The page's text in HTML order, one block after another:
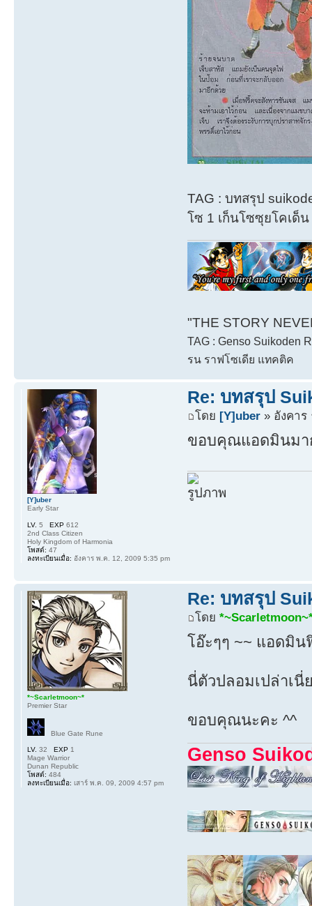
TAG : บทสรุป
โซ 1 เก็นโซซุยโคเด็
"THE STORY
TAG : Genso Suikoden
รน ราฟโซเดีย แทคติค
Re: บทสรุป
โดย [Y]uber » อังคาร
ขอบคุณแอดมินมา
[Y]uber
Early Star
LV. 5 EXP 612
2nd Class Citizen
Holy Kingdom of Harmonia
โพสต์: 47
ลงทะเบียนเมื่อ: อังคาร พ.ค. 12, 2009 5:35 pm
Re: บทสรุป
โดย
โอ๊ะๆๆ ~~ แอดมิน
นี่ตัวปลอมเปล่าเนี่
ขอบคุณนะคะ ^^
Genso
*~Scarletmoon~*
Premier Star
Blue Gate Rune
LV. 32 EXP 1
Mage Warrior
Dunan Republic
โพสต์: 484
ลงทะเบียนเมื่อ: เสาร์ พ.ค. 09, 2009 4:57 pm